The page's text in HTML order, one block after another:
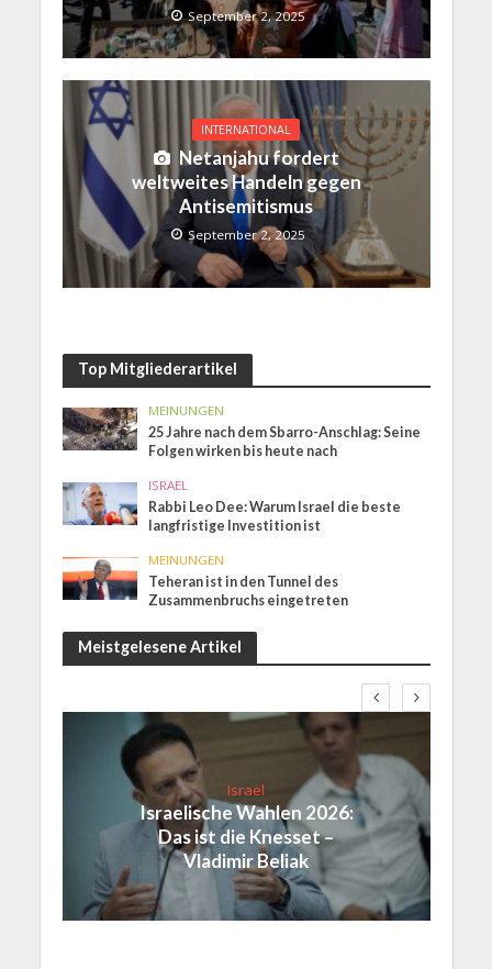
September 2, 2025
INTERNATIONAL
Netanjahu fordert
weltweites Handeln gegen
Antisemitismus
September 2, 2025
Top Mitgliederartikel
MEINUNGEN
25 Jahre nach dem Sbarro-Anschlag: Seine
Folgen wirken bis heute nach
ISRAEL
Rabbi Leo Dee: Warum Israel die beste
langfristige Investition ist
MEINUNGEN
Teheran ist in den Tunnel des
Zusammenbruchs eingetreten
Meistgelesene Artikel
Israel
Israelische Wahlen 2026:
Das ist die Knesset –
Vladimir Beliak